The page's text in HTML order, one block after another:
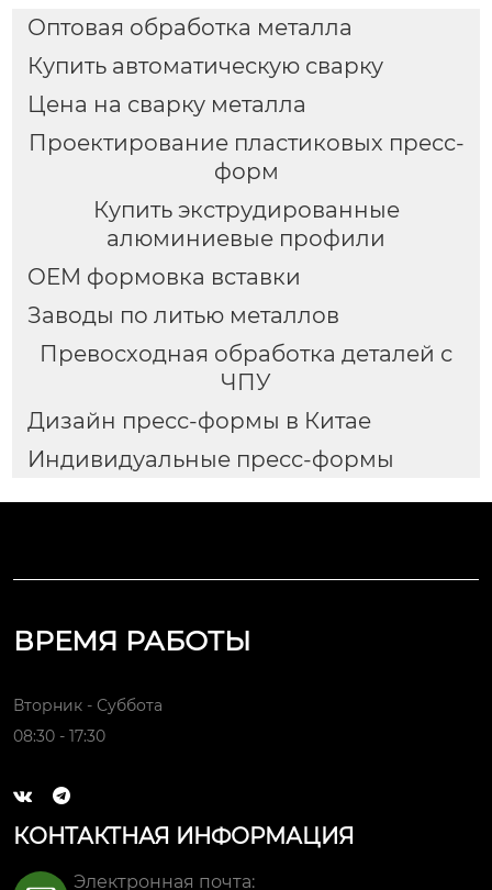
Оптовая обработка металла
Купить автоматическую сварку
Цена на сварку металла
Проектирование пластиковых пресс-
форм
Купить экструдированные
алюминиевые профили
OEM формовка вставки
Заводы по литью металлов
Превосходная обработка деталей с
ЧПУ
Дизайн пресс-формы в Китае
Индивидуальные пресс-формы
ВРЕМЯ РАБОТЫ
Вторник - Суббота
08:30 - 17:30
 
КОНТАКТНАЯ ИНФОРМАЦИЯ
Электронная почта: